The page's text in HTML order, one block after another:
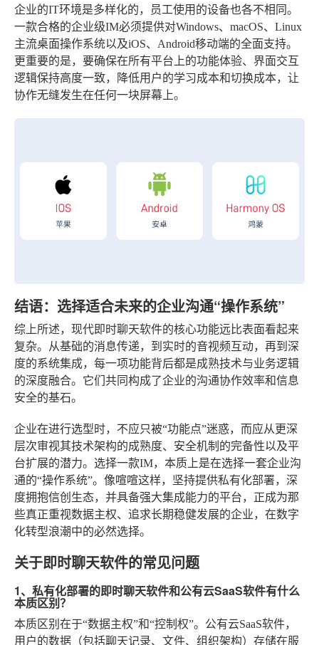
企业的IT环境是多样化的，员工使用的设备也各不相同。
一款合格的企业级IM必须提供对Windows、macOS、Linux
主流桌面操作系统以及iOS、Android移动端的全面支持。
更重要的是，要确保在所有平台上的功能体验、界面交互
逻辑保持高度一致，降低用户的学习成本和切换成本，让
协作无缝发生在任何一块屏幕上。
结语：选择适合未来的企业沟通“操作系统”
综上所述，现代即时聊天软件的核心功能远比表面看起来
复杂。从基础的消息传递，到实时的音视频互动，再到深
度的系统集成，每一项功能背后都是成熟技术与业务逻辑
的深度融合。它们共同构成了企业的沟通协作效率和信息
安全的基石。
企业在进行选型时，不应只被“功能点”迷惑，而应从更深
层次审视其技术架构的成熟度、安全机制的完备性以及平
台扩展的潜力。选择一款IM，本质上是在选择一套企业沟
通的“操作系统”。像喧喧这样，坚持提供私有化部署，深
度拥抱信创生态，并具备强大集成能力的平台，正成为那
些真正重视数据主权、追求长期稳健发展的企业，在数字
化转型浪潮中的必然选择。
关于即时聊天软件的常见问题
1、私有化部署的即时聊天软件和公有云SaaS软件有什么
本质区别？
本质区别在于“数据主权”和“控制权”。公有云SaaS软件，
用户的数据（包括聊天记录、文件、组织架构）存储在服